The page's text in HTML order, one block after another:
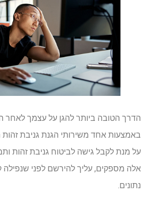
הדרך הטובה ביותר להגן על עצמך לאחר
באמצעות אחד משירותי הגנת גניבת זהות
על מנת לקבל גישה לביטוח גניבת זהות
אלה מספקים, עליך להירשם לפני שנפילה
נתונים.